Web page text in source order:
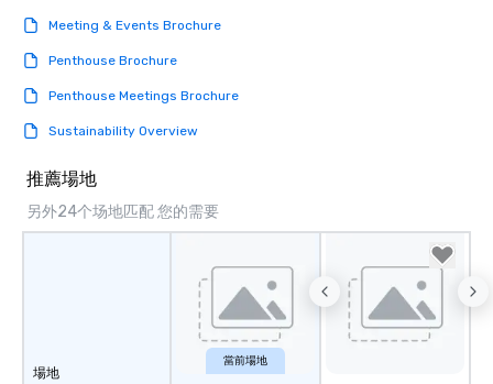
Meeting & Events Brochure
Penthouse Brochure
Penthouse Meetings Brochure
Sustainability Overview
推薦場地
另外24个场地匹配 您的需要
場地
當前場地